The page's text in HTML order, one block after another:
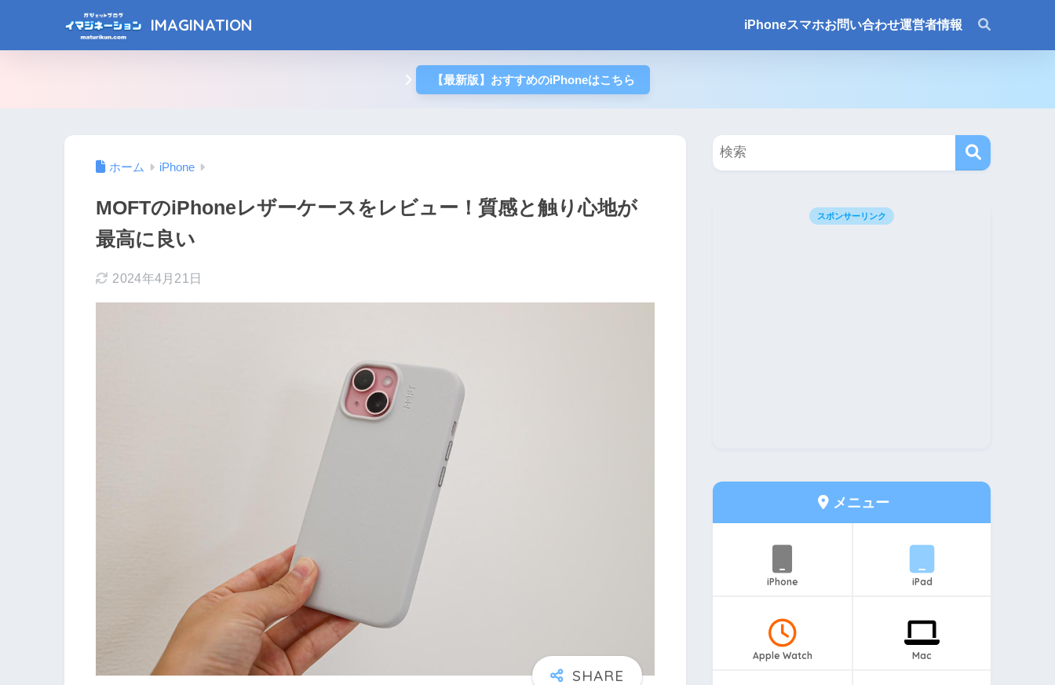
IMAGINATION iPhoneスマホお問い合わせ運営者情報
【最新版】おすすめのiPhoneはこちら
ホーム iPhone
MOFTのiPhoneレザーケースをレビュー！質感と触り心地が
最高に良い
2024年4月21日
スポンサーリンク
メニュー
iPhone iPad
Apple Watch Mac